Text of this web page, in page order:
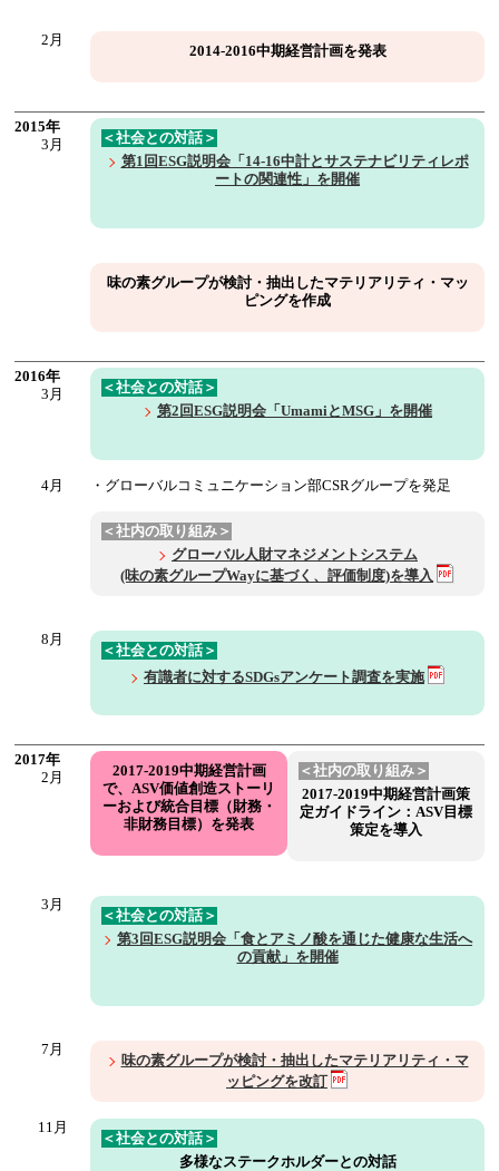
2月
2014-2016中期経営計画を発表
2015年
3月
＜社会との対話＞
第1回ESG説明会「14-16中計とサステナビリティレポ
ートの関連性」を開催
味の素グループが検討・抽出したマテリアリティ・マッ
ピングを作成
2016年
3月
＜社会との対話＞
第2回ESG説明会「UmamiとMSG」を開催
4月 ・グローバルコミュニケーション部CSRグループを発足
＜社内の取り組み＞
グローバル人財マネジメントシステム
(味の素グループWayに基づく、評価制度)を導入
8月
＜社会との対話＞
有識者に対するSDGsアンケート調査を実施
2017年
2月
2017-2019中期経営計画
で、ASV価値創造ストーリ
ーおよび統合目標（財務・
非財務目標）を発表
＜社内の取り組み＞
2017-2019中期経営計画策
定ガイドライン：ASV目標
策定を導入
3月
＜社会との対話＞
第3回ESG説明会「食とアミノ酸を通じた健康な生活へ
の貢献」を開催
7月
味の素グループが検討・抽出したマテリアリティ・マ
ッピングを改訂
11月
＜社会との対話＞
多様なステークホルダーとの対話